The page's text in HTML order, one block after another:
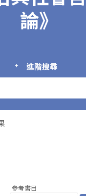
論》
進階搜尋
參考書目